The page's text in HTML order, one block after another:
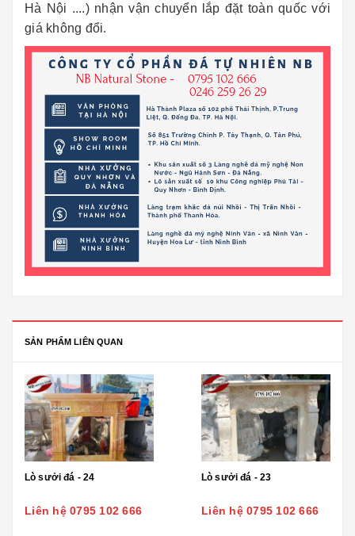
Hà Nội ....) nhận vận chuyển lắp đặt toàn quốc với
giá không đổi.
SẢN PHẨM LIÊN QUAN
Lò sưởi đá - 24
Liên hệ 0795 102 666
Lò sưởi đá - 23
Liên hệ 0795 102 666